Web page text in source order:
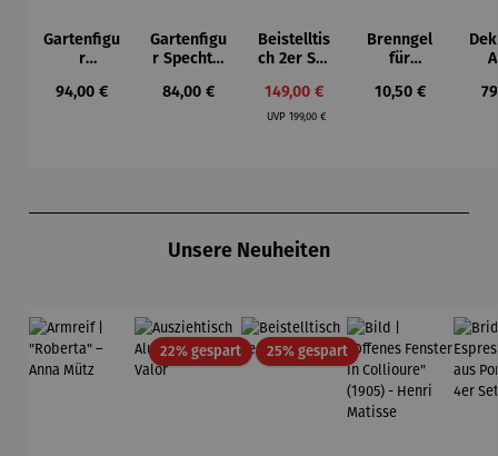
Gartenfigu
r
t Vogel -
Regulärer Preis:
94,00 €
Gartenfigu
r Specht -
Bhire
Regulärer Preis:
84,00 €
Beistelltis
ch 2er Set
Verkaufspreis:
149,00 €
UVP Regulärer Preis:
199,00 €
Brenngel
für
elle -
Regulärer Preis:
10,50 €
Unsere Neuheiten
22% gespartRabatt25% gespartRabatt